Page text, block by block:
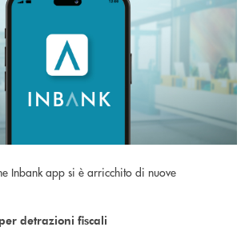
Inbank app si è arricchito di nuove
detrazioni fiscali